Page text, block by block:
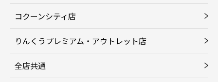
コクーンシティ店
りんくうプレミアム・アウトレット店
全店共通